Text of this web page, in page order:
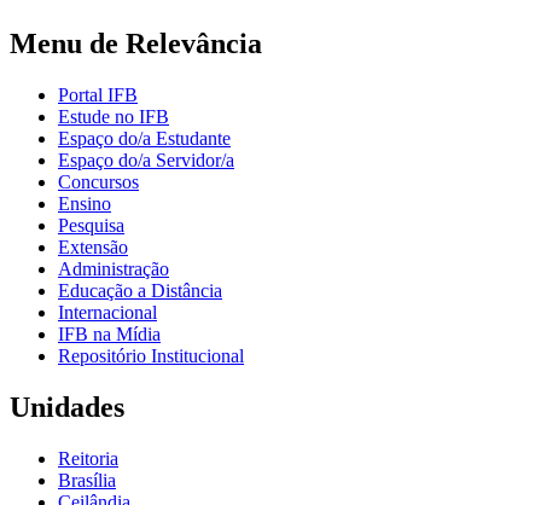
Menu de Relevância
Portal IFB
Estude no IFB
Espaço do/a Estudante
Espaço do/a Servidor/a
Concursos
Ensino
Pesquisa
Extensão
Administração
Educação a Distância
Internacional
IFB na Mídia
Repositório Institucional
Unidades
Reitoria
Brasília